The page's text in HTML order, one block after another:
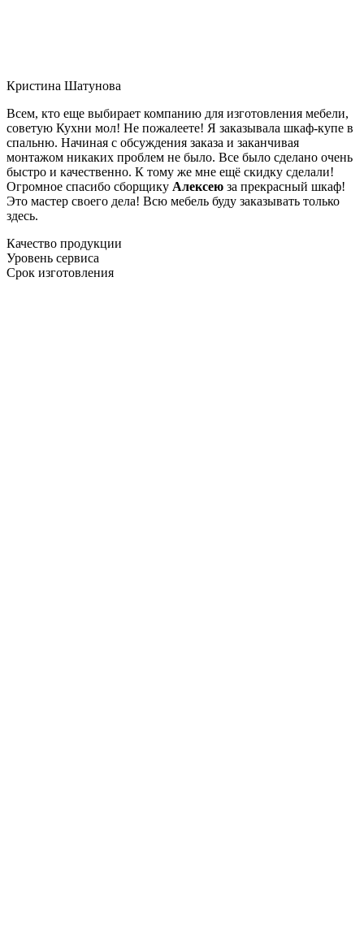
Кристина Шатунова
Всем, кто еще выбирает компанию для изготовления мебели,
советую Кухни мол! Не пожалеете! Я заказывала шкаф-купе в
спальню. Начиная с обсуждения заказа и заканчивая
монтажом никаких проблем не было. Все было сделано очень
быстро и качественно. К тому же мне ещё скидку сделали!
Огромное спасибо сборщику Алексею за прекрасный шкаф!
Это мастер своего дела! Всю мебель буду заказывать только
здесь.
Качество продукции
Уровень сервиса
Срок изготовления